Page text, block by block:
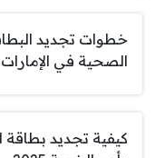
خطوات تجديد
الصحية في الإمارات 2025
كيفية تجديد